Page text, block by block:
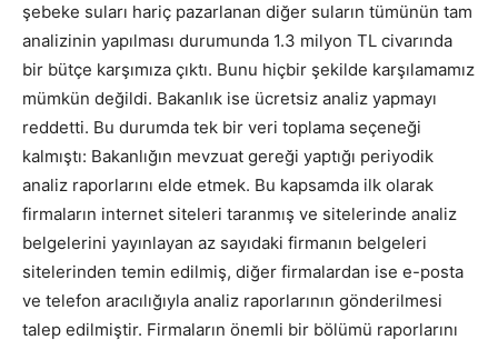
şebeke suları hariç pazarlanan diğer suların tümünün tam
analizinin yapılması durumunda 1.3 milyon TL civarında
bir bütçe karşımıza çıktı. Bunu hiçbir şekilde karşılamamız
mümkün değildi. Bakanlık ise ücretsiz analiz yapmayı
reddetti. Bu durumda tek bir veri toplama seçeneği
kalmıştı: Bakanlığın mevzuat gereği yaptığı periyodik
analiz raporlarını elde etmek. Bu kapsamda ilk olarak
firmaların internet siteleri taranmış ve sitelerinde analiz
belgelerini yayınlayan az sayıdaki firmanın belgeleri
sitelerinden temin edilmiş, diğer firmalardan ise e-posta
ve telefon aracılığıyla analiz raporlarının gönderilmesi
talep edilmiştir. Firmaların önemli bir bölümü raporlarını